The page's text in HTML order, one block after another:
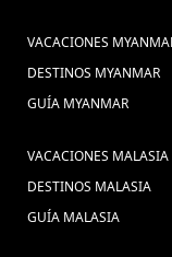
Tailândia,
Turismo
viag (1) ,
Vietnam (1)
VACACIONES
DESTINOS MYANMAR
GUÍA MYANMAR
VACACIONES MALASIA
DESTINOS MALASIA
GUÍA MALASIA